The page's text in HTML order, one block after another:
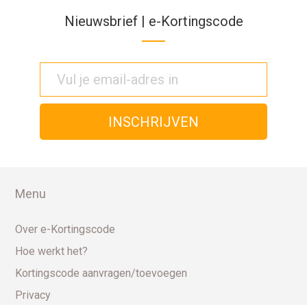
Nieuwsbrief | e-Kortingscode
Menu
Over e-Kortingscode
Hoe werkt het?
Kortingscode aanvragen/toevoegen
Privacy